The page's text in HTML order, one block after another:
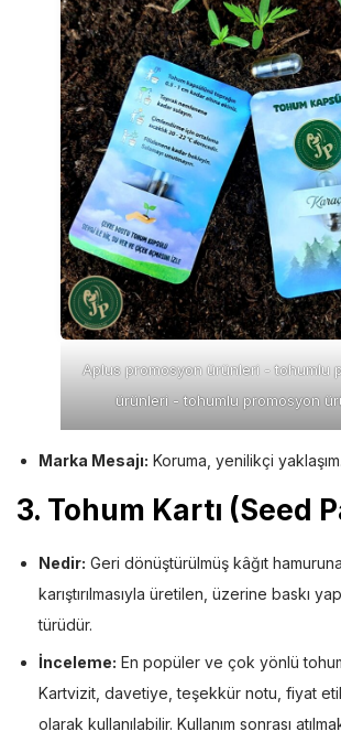
Aplus promosyon ürünleri - tohumlu
ürünleri - tohumlu promosyon
Marka Mesajı: Koruma, yenilikçi yaklaşım.
3. Tohum Kartı (Seed
Nedir: Geri dönüştürülmüş kâğıt
karıştırılmasıyla üretilen, üzerine baskı
türüdür.
İnceleme: En popüler ve çok yönlü
Kartvizit, davetiye, teşekkür notu, fiyat
olarak kullanılabilir. Kullanım sonrası